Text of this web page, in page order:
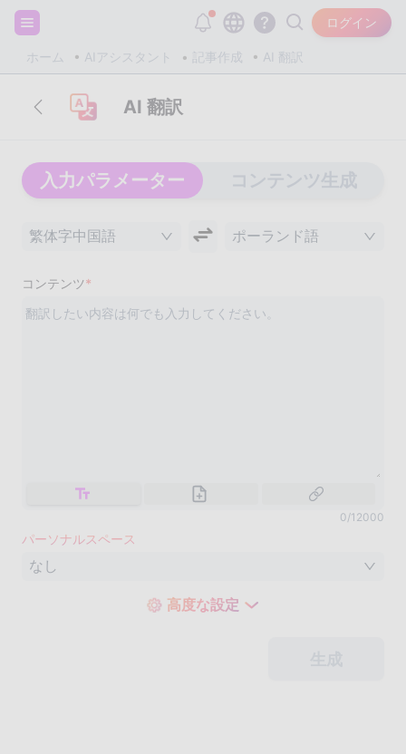
ログイン
ホーム AIアシスタント 記事作成 AI 翻訳
サインアップして20,000個の無料トークンをゲット！
AI 翻訳
入力パラメーター
繁体字中国語 ポーランド語
コンテンツ*
0/12000
パーソナルスペース
なし
高度な設定